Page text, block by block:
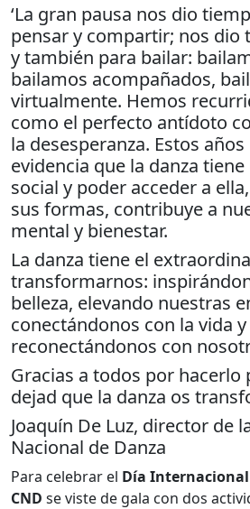
‘La gran pausa nos dio
pensar y compartir; nos dio
y también para bailar:
bailamos acompañados,
virtualmente. Hemos
como el perfecto antídoto
la desesperanza. Estos
evidencia que la danza
social y poder acceder a
sus formas, contribuye a
mental y bienestar.
La danza tiene el
transformarnos:
belleza, elevando nuestras
conectándonos con la vida y
reconectándonos con
Gracias a todos por hacerlo
dejad que la danza os
Joaquín De Luz, director de
Nacional de Danza
Para celebrar el Día Internacional
CND se viste de gala con dos